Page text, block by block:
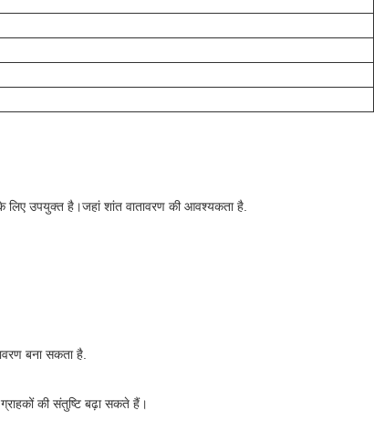
उपयुक्त है।जहां शांत वातावरण की आवश्यकता है.
बना सकता है.
की संतुष्टि बढ़ा सकते हैं।